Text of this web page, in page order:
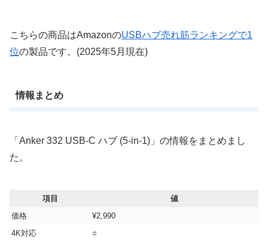
こちらの商品はAmazonのUSBハブ売れ筋ランキングで1
位の製品です。(2025年5月現在)
情報まとめ
「Anker 332 USB-C ハブ (5-in-1)」の情報をまとめまし
た。
項目
値
価格
¥2,990
4K対応
○